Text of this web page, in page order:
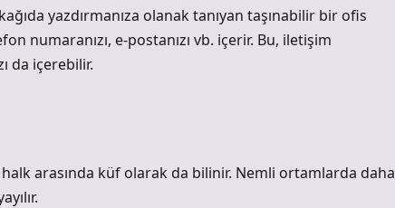
yazdırmanıza olanak tanıyan taşınabilir bir ofis
numaranızı, e-postanızı vb. içerir. Bu, iletişim
da içerebilir.
arasında küf olarak da bilinir. Nemli ortamlarda daha